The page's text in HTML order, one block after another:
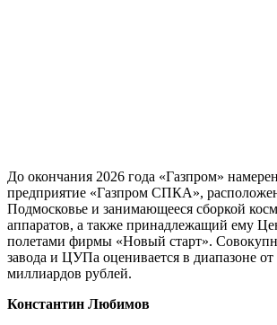
До окончания 2026 года «Газпром»
предприятие «Газпром СПКА»,
Подмосковье и занимающееся сборкой
аппаратов, а также принадлежащий ему
полетами фирмы «Новый старт».
завода и ЦУПа оценивается в диапазоне от
миллиардов рублей.
Константин Любимов